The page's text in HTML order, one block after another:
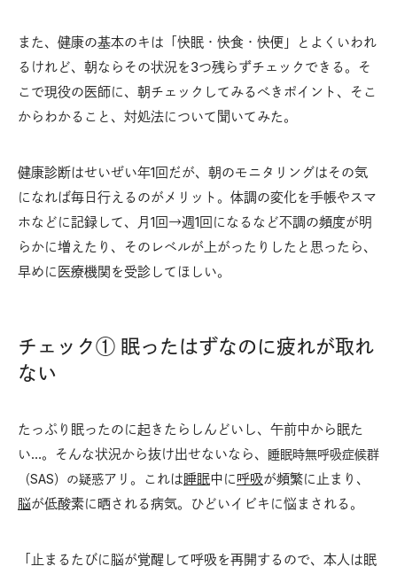
また、健康の基本のキは「快眠・快食・快便」とよくいわれ
るけれど、朝ならその状況を3つ残らずチェックできる。そ
こで現役の医師に、朝チェックしてみるべきポイント、そこ
からわかること、対処法について聞いてみた。
健康診断はせいぜい年1回だが、朝のモニタリングはその気
になれば毎日行えるのがメリット。体調の変化を手帳やスマ
ホなどに記録して、月1回→週1回になるなど不調の頻度が明
らかに増えたり、そのレベルが上がったりしたと思ったら、
早めに医療機関を受診してほしい。
チェック① 眠ったはずなのに疲れが取れ
ない
たっぷり眠ったのに起きたらしんどいし、午前中から眠た
い…。そんな状況から抜け出せないなら、
睡眠時無呼吸症候群
（SAS） の疑惑アリ。これは睡眠中に呼吸が頻繁に止まり、
脳が低酸素に晒される病気。ひどいイビキに悩まされる。
「止まるたびに脳が覚醒して呼吸を再開するので、本人は眠